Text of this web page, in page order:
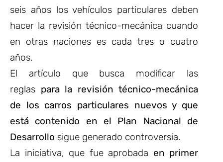
seis años los vehículos particulares deben
hacer la revisión técnico-mecánica cuando
en otras naciones es cada tres o cuatro
años.
El artículo que busca modificar las
reglas para la revisión técnico-mecánica
de los carros particulares nuevos y que
está contenido en el Plan Nacional de
Desarrollo sigue generado controversia.
La iniciativa, que fue aprobada en primer